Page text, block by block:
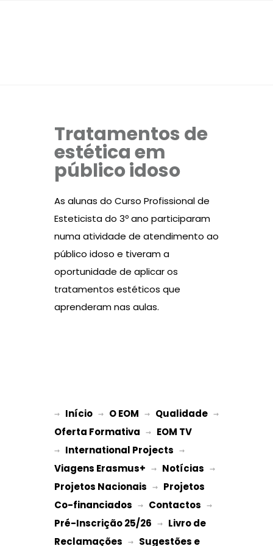
Tratamentos de
estética em
público idoso
As alunas do Curso Profissional de
Esteticista do 3º ano participaram
numa atividade de atendimento ao
público idoso e tiveram a
oportunidade de aplicar os
tratamentos estéticos que
aprenderam nas aulas.
→ Início → O EOM → Qualidade
Oferta Formativa → EOM TV
→ International Projects
Viagens Erasmus+ → Notícias
Projetos Nacionais → Projetos
Co-financiados → Contactos
Pré-Inscrição 25/26 → Livro de
Reclamações → Sugestões e